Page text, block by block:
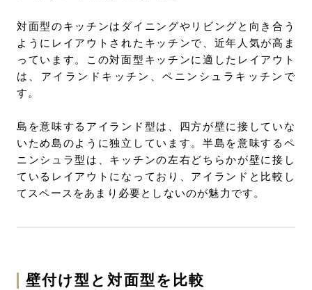
対面型のキッチンはダイニングやリビングと向き合う
ようにレイアウトされたキッチンで、近年人気が高ま
っています。この対面型キッチンに適したレイアウト
は、アイランドキッチン、ペニンシュラキッチンで
す。
島を意味するアイランド型は、四方が壁に接していな
いため島のように独立しています。半島を意味するペ
ニンシュラ型は、キッチンの左右どちらかが壁に接し
ているレイアウトになっており、アイランドと比較し
てスペースをあまり必要としないのが魅力です。
壁付け型と対面型を比較